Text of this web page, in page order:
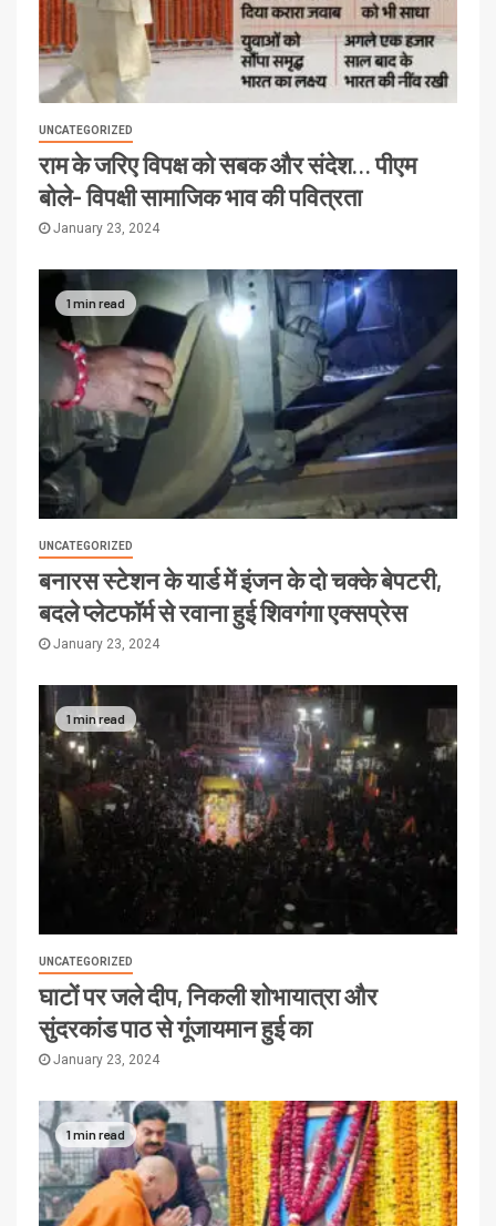
UNCATEGORIZED
राम के जरिए विपक्ष को सबक और संदेश… पीएम
बोले- विपक्षी सामाजिक भाव की पवित्रता
January 23, 2024
1 min read
UNCATEGORIZED
बनारस स्टेशन के यार्ड में इंजन के दो चक्के बेपटरी,
बदले प्लेटफॉर्म से रवाना हुई शिवगंगा एक्सप्रेस
January 23, 2024
1 min read
UNCATEGORIZED
घाटों पर जले दीप, निकली शोभायात्रा और
सुंदरकांड पाठ से गूंजायमान हुई का
January 23, 2024
1 min read